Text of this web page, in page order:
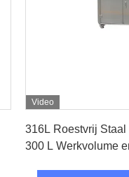
Video
316L Roestvrij
300 L Werkvolume